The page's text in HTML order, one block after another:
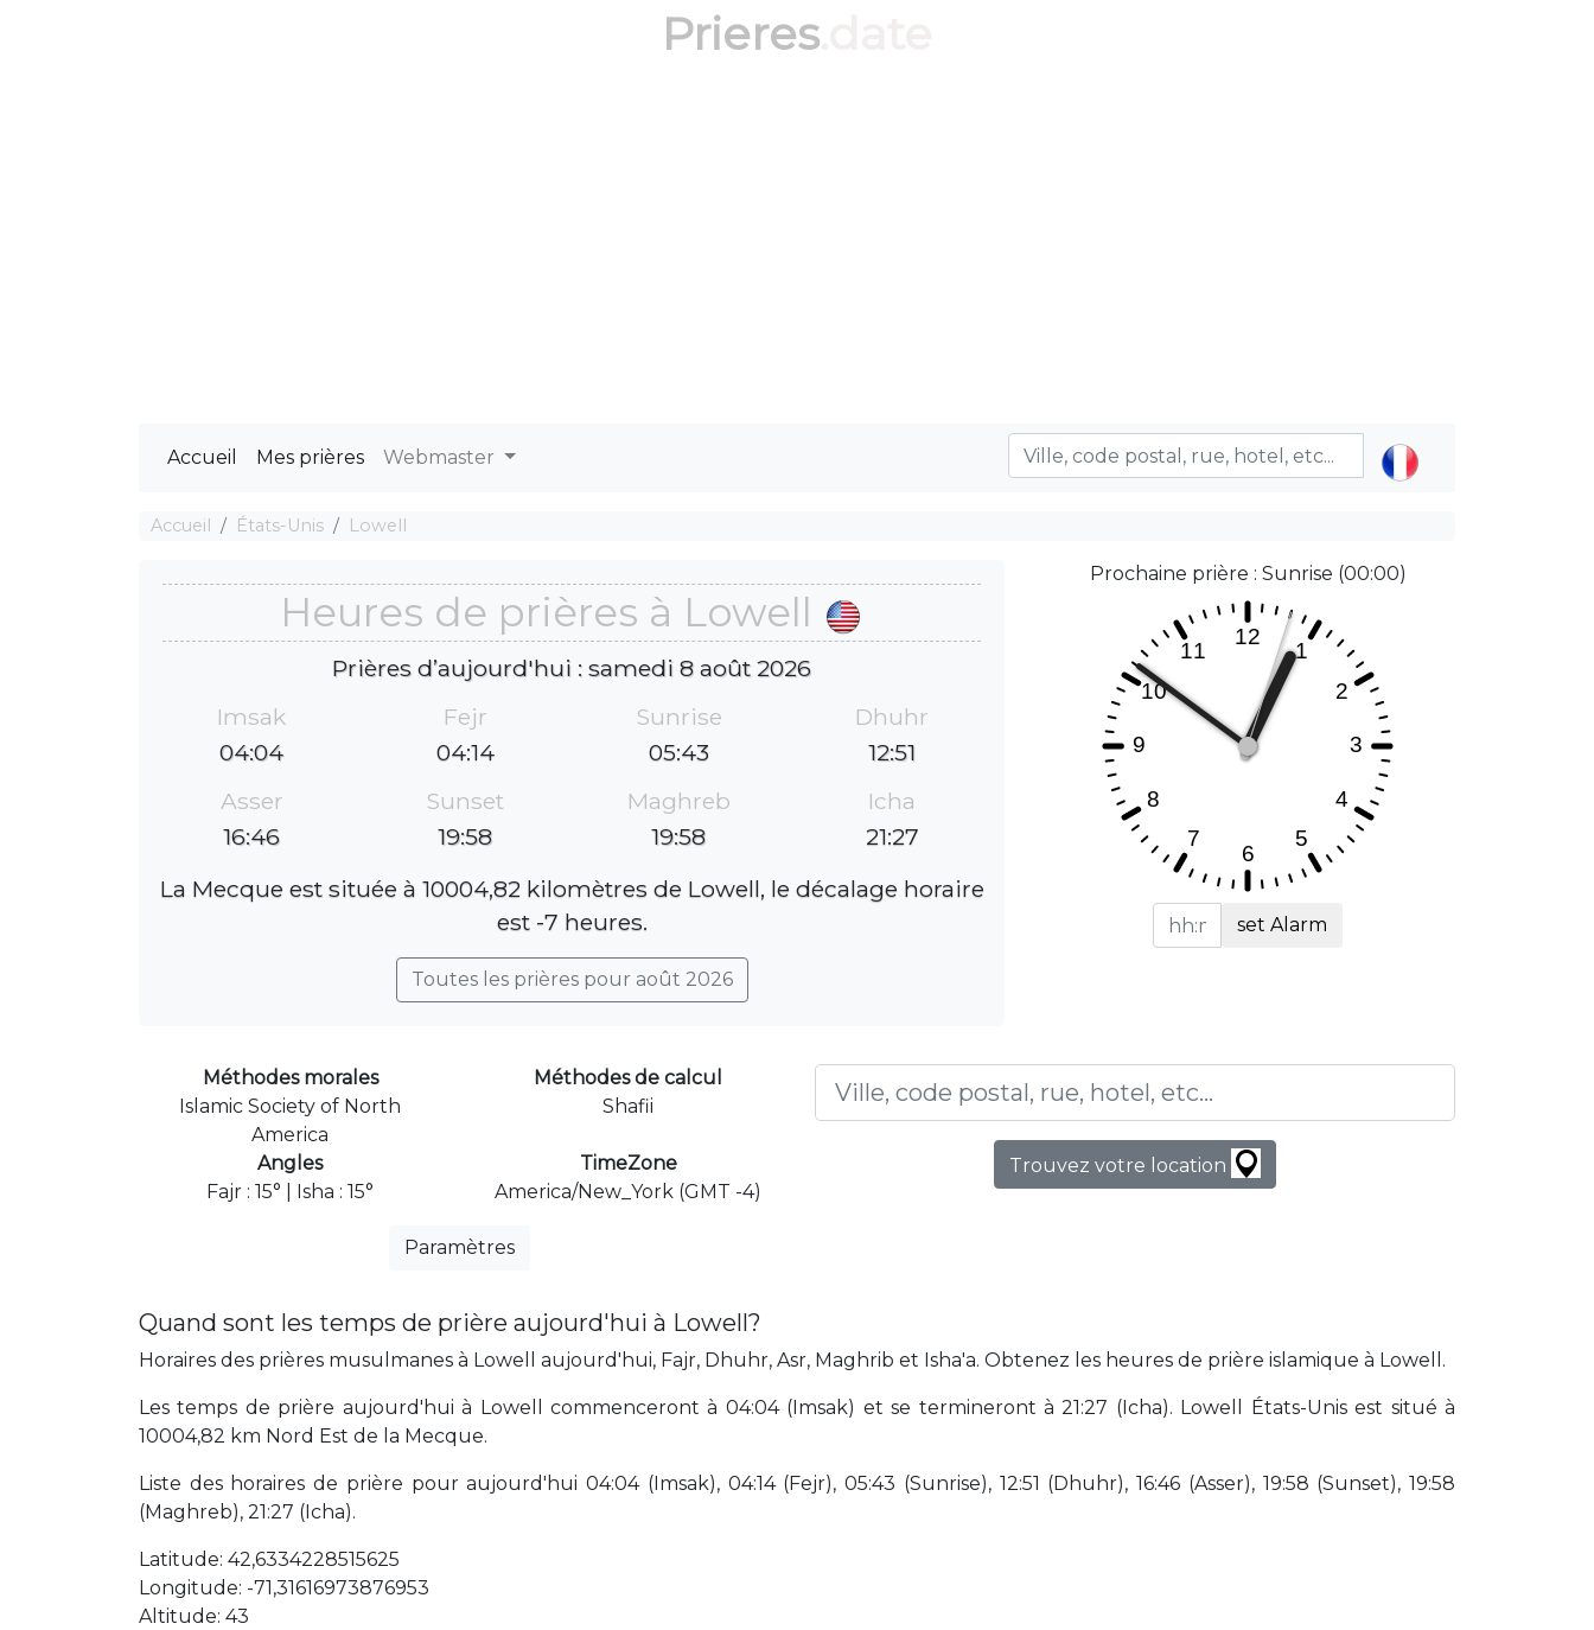
Prieres
Accueil Mes prières Webmaster
Accueil États-Unis Lowell
Heures de prières à Lowell
Prières d’aujourd'hui : samedi 8 août 2026
Imsak
04:04
Fejr
04:14
Sunrise
05:43
Dhuhr
12:51
Asser
16:46
Sunset
19:58
Maghreb
19:58
Icha
21:27
La Mecque est située à 10004,82 kilomètres de Lowell, le décalage horaire
est -7 heures.
Toutes les prières pour août 2026
Prochaine prière : Sunrise (00:00)
set Alarm
Méthodes morales
Islamic Society of North
America
Méthodes de calcul
Shafii
Angles
Fajr : 15° | Isha : 15°
TimeZone
America/New_York (GMT -4)
Paramètres
Trouvez votre location
Quand sont les temps de prière aujourd'hui à Lowell?
Horaires des prières musulmanes à Lowell aujourd'hui, Fajr, Dhuhr, Asr, Maghrib et Isha'a. Obtenez les heures de prière islamique à Lowell.
Les temps de prière aujourd'hui à Lowell commenceront à 04:04 (Imsak) et se termineront à 21:27 (Icha). Lowell États-Unis est situé à
10004,82 km Nord Est de la Mecque.
Liste des horaires de prière pour aujourd'hui 04:04 (Imsak), 04:14 (Fejr), 05:43 (Sunrise), 12:51 (Dhuhr), 16:46 (Asser), 19:58 (Sunset), 19:58
(Maghreb), 21:27 (Icha).
Latitude: 42,6334228515625
Longitude: -71,31616973876953
Altitude: 43